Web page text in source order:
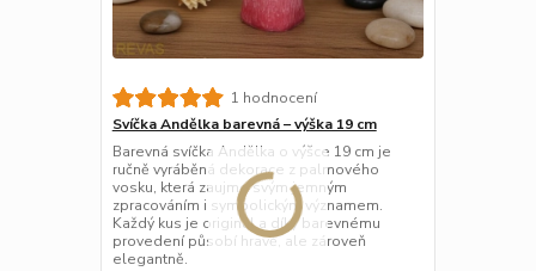
1 hodnocení
Svíčka Andělka barevná – výška 19 cm
Barevná svíčka Andělka o výšce 19 cm je
ručně vyráběná dekorace z palmového
vosku, která zaujme svým jemným
zpracováním i symbolickým významem.
Každý kus je originál a díky barevnému
provedení působí hravě, ale zároveň
elegantně.